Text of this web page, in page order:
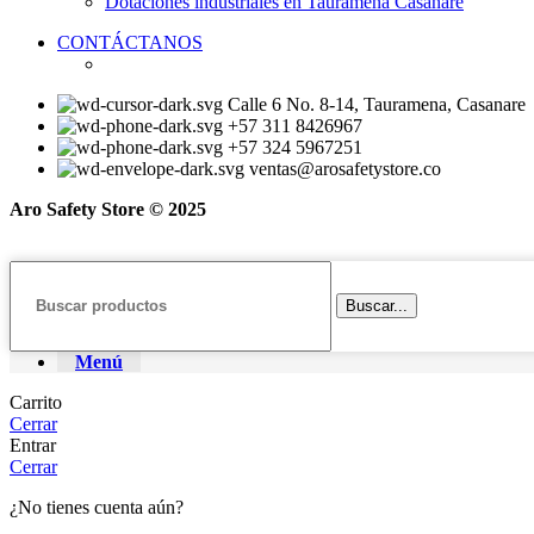
CONTÁCTANOS
Calle 6 No. 8-14, Tauramena, Casanare
+57 311 8426967
+57 324 5967251
ventas@arosafetystore.co
Aro Safety Store © 2025
Buscar...
Menú
Carrito
Cerrar
Entrar
Cerrar
¿No tienes cuenta aún?